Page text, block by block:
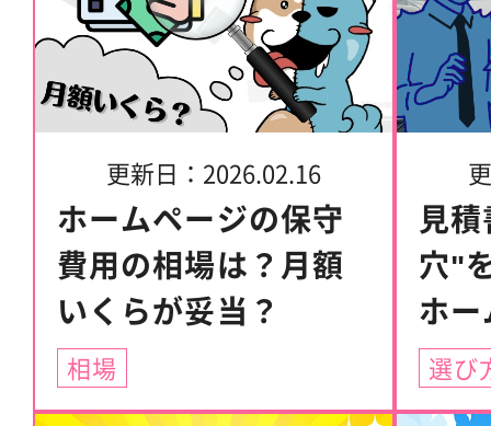
更新日： 2026.02.16
ホームページの保守
費用の相場は？月額
いくらが妥当？
相場
見
穴"
ホ
で
イン
選び